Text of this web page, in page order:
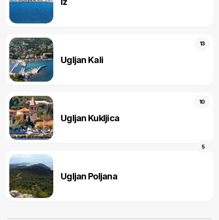
Ugljan Kali
13
Ugljan Kukljica
10
Ugljan Poljana
5